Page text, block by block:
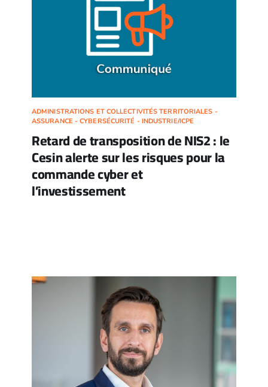
ADMINISTRATIONS ET COLLECTIVITÉS TERRITORIALES -
ASSURANCE - CYBERSÉCURITÉ - INDUSTRIE/ICPE
Retard de transposition de NIS2 : le
Cesin alerte sur les risques pour la
commande cyber et
l’investissement